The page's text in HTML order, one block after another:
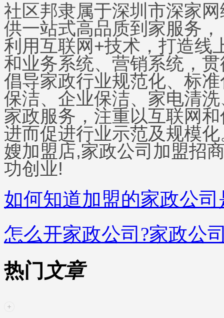
社区邦隶属于深圳市深家
供一站式高品质到家服务
利用互联网+技术，打造线
和业务系统、营销系统，
倡导家政行业规范化、标
保洁、企业保洁、家电清
家政服务，注重以互联网
进而促进行业示范及规模
嫂加盟店,家政公司加盟招
功创业!
如何知道加盟的家政公
怎么开家政公司?家政公
热门 文章